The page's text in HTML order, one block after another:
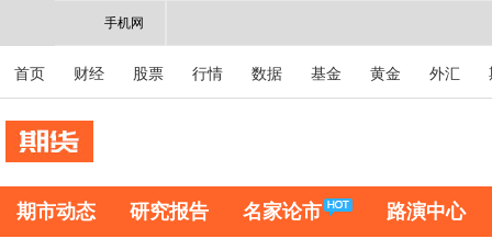
手机网
首页 财经 股票 行情 数据 基金 黄金 外汇
期市动态 研究报告 名家论市 路演中心